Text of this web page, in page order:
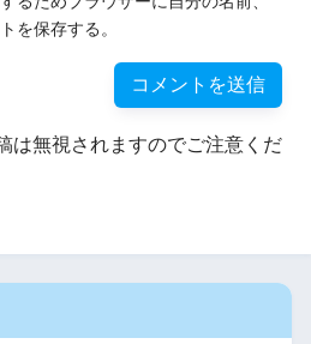
を保存する。
は無視されますのでご注意くだ